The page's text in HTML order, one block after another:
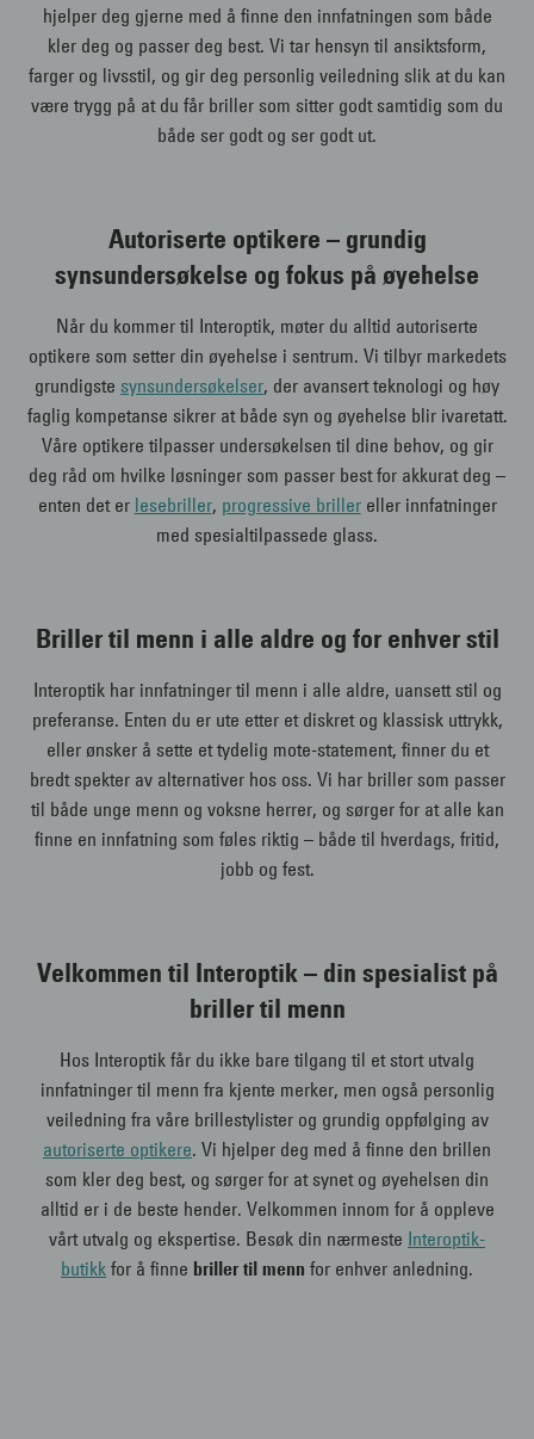
hjelper deg gjerne med å finne den innfatningen som både
kler deg og passer deg best. Vi tar hensyn til ansiktsform,
farger og livsstil, og gir deg personlig veiledning slik at du kan
være trygg på at du får briller som sitter godt samtidig som du
både ser godt og ser godt ut.
Autoriserte optikere – grundig
synsundersøkelse og fokus på øyehelse
Når du kommer til Interoptik, møter du alltid autoriserte
optikere som setter din øyehelse i sentrum. Vi tilbyr markedets
grundigste synsundersøkelser, der avansert teknologi og høy
faglig kompetanse sikrer at både syn og øyehelse blir ivaretatt.
Våre optikere tilpasser undersøkelsen til dine behov, og gir
deg råd om hvilke løsninger som passer best for akkurat deg –
enten det er lesebriller, progressive brillereller innfatninger
med spesialtilpassede glass.
Briller til menn i alle aldre og for enhver stil
Interoptik har innfatninger til menn i alle aldre, uansett stil og
preferanse. Enten du er ute etter et diskret og klassisk uttrykk,
eller ønsker å sette et tydelig mote-statement, finner du et
bredt spekter av alternativer hos oss. Vi har briller som passer
til både unge menn og voksne herrer, og sørger for at alle kan
finne en innfatning som føles riktig – både til hverdags, fritid,
jobb og fest.
Velkommen til Interoptik – din spesialist på
briller til menn
Hos Interoptik får du ikke bare tilgang til et stort utvalg
innfatninger til menn fra kjente merker, men også personlig
veiledning fra våre brillestylister og grundig oppfølging av
autoriserte optikere. Vi hjelper deg med å finne den brillen
som kler deg best, og sørger for at synet og øyehelsen din
alltid er i de beste hender. Velkommen innom for å oppleve
vårt utvalg og ekspertise. Besøk din nærmeste Interoptik-
butikk for å finne briller til menn for enhver anledning.